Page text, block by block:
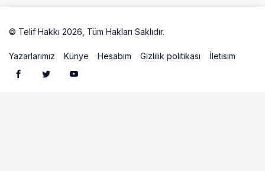
© Telif Hakkı 2026, Tüm Hakları Saklıdır.
Yazarlarımız Künye Hesabım Gizlilik politikası İletisim